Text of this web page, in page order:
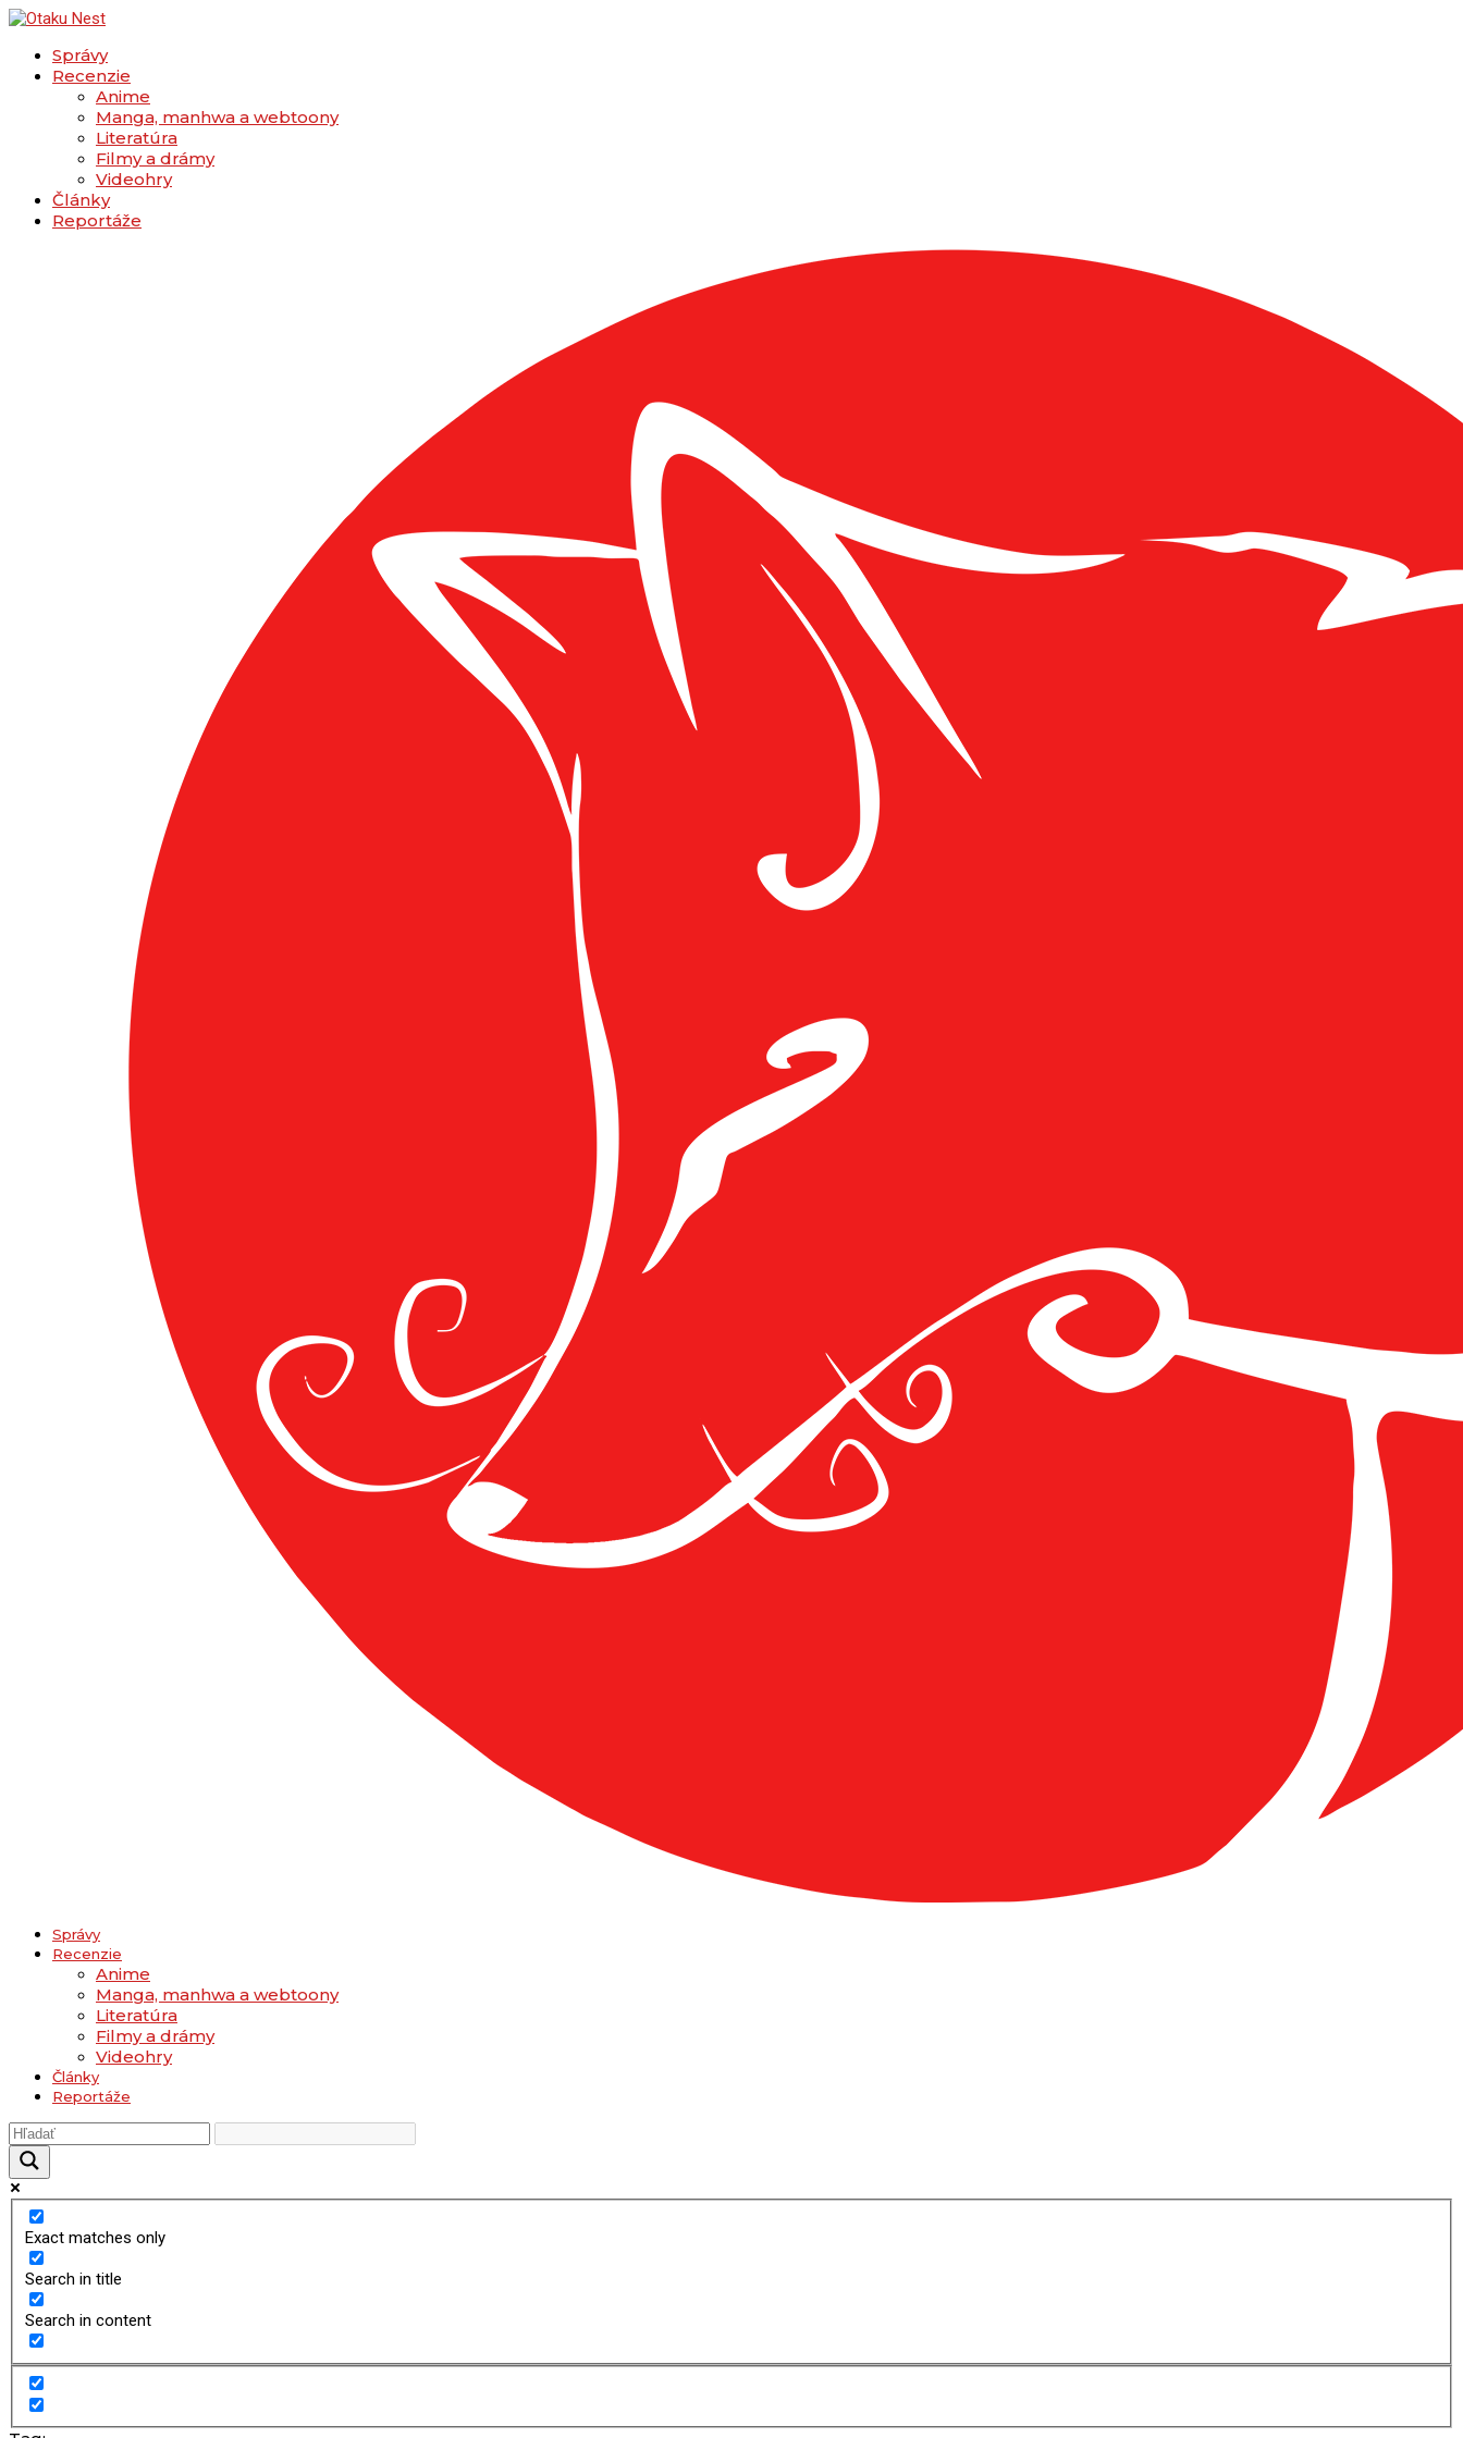
Správy
Recenzie
Anime
Manga, manhwa a webtoony
Literatúra
Filmy a drámy
Videohry
Články
Reportáže
Správy
Recenzie
Anime
Manga, manhwa a webtoony
Literatúra
Filmy a drámy
Videohry
Články
Reportáže
Exact matches only
Search in title
Search in content